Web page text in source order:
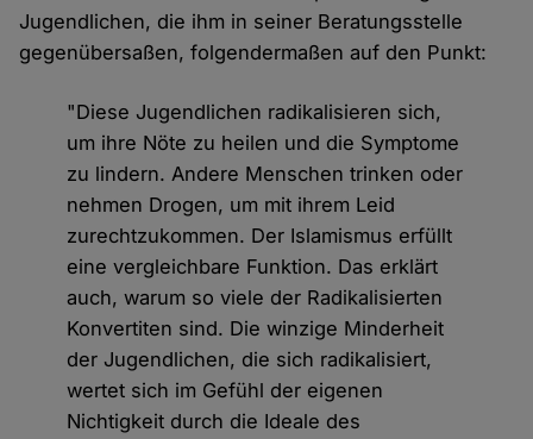
Jugendlichen, die ihm in seiner Beratungsstelle
gegenübersaßen, folgendermaßen auf den Punkt:
"Diese Jugendlichen radikalisieren sich,
um ihre Nöte zu heilen und die Symptome
zu lindern. Andere Menschen trinken oder
nehmen Drogen, um mit ihrem Leid
zurechtzukommen. Der Islamismus erfüllt
eine vergleichbare Funktion. Das erklärt
auch, warum so viele der Radikalisierten
Konvertiten sind. Die winzige Minderheit
der Jugendlichen, die sich radikalisiert,
wertet sich im Gefühl der eigenen
Nichtigkeit durch die Ideale des